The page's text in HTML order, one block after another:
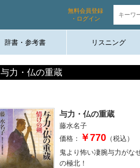
無料会員登録
・ログイン
辞書・参考書 リスニング
与力・仏の重蔵
与力・仏の重蔵
藤水名子
価格：
￥770 （税込）
鬼より怖い凄腕与力が
の極北！